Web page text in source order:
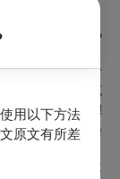
用以下方法
原文有所差
勢，壞音樂沒氣
，將於
愛音樂藝術並充
掌聲不絕於耳!
登場，以回饋樂
舉辦的音樂會不